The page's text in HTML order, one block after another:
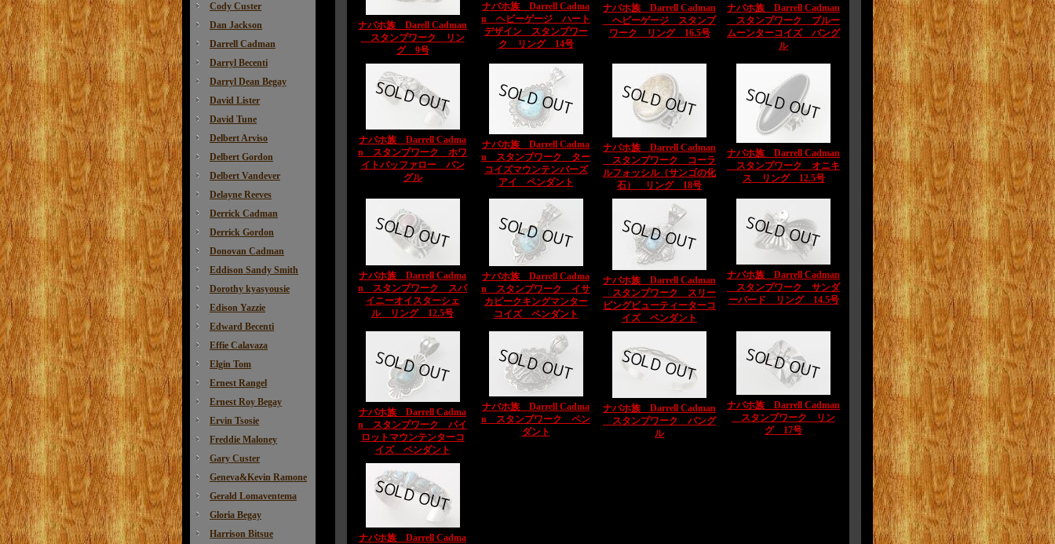
Cody Custer
Dan Jackson
Darrell Cadman
Darryl Becenti
Darryl Dean Begay
David Lister
David Tune
Delbert Arviso
Delbert Gordon
Delbert Vandever
Delayne Reeves
Derrick Cadman
Derrick Gordon
Donovan Cadman
Eddison Sandy Smith
Dorothy kyasyousie
Edison Yazzie
Edward Becenti
Effie Calavaza
Elgin Tom
Ernest Rangel
Ernest Roy Begay
Ervin Tsosie
Freddie Maloney
Gary Custer
Geneva&Kevin Ramone
Gerald Lomaventema
Gloria Begay
Harrison Bitsue
ナバホ族 Darell Cadman
スタンプワーク リン
グ 9号
ナバホ族 Darrell Cadma
n ヘビーゲージ ハート
デザイン スタンプワー
ク リング 14号
ナバホ族 Darrell Cadman
ヘビーゲージ スタンプ
ワーク リング 16.5号
ナバホ族 Darrell Cadman
スタンプワーク ブルー
ムーンターコイズ バング
ル
ナバホ族 Darrell Cadma
n スタンプワーク ホワ
イトバッファロー バン
グル
ナバホ族 Darrell Cadma
n スタンプワーク ター
コイズマウンテンバーズ
アイ ペンダント
ナバホ族 Darrell Cadman
スタンプワーク コーラ
ルフォッシル（サンゴの化
石） リング 18号
ナバホ族 Darrell Cadman
スタンプワーク オニキ
ス リング 12.5号
ナバホ族 Darrell Cadma
n スタンプワーク スパ
イニーオイスターシェ
ル リング 12.5号
ナバホ族 Darrell Cadma
n スタンプワーク イサ
カピークキングマンター
コイズ ペンダント
ナバホ族 Darrell Cadman
スタンプワーク スリー
ピングビューティーターコ
イズ ペンダント
ナバホ族 Darrell Cadman
スタンプワーク サンダ
ーバード リング 14.5号
ナバホ族 Darrell Cadma
n スタンプワーク パイ
ロットマウンテンターコ
イズ ペンダント
ナバホ族 Darrell Cadma
n スタンプワーク ペン
ダント
ナバホ族 Darrell Cadman
スタンプワーク バング
ル
ナバホ族 Darrell Cadman
スタンプワーク リン
グ 17号
ナバホ族 Darrell Cadma